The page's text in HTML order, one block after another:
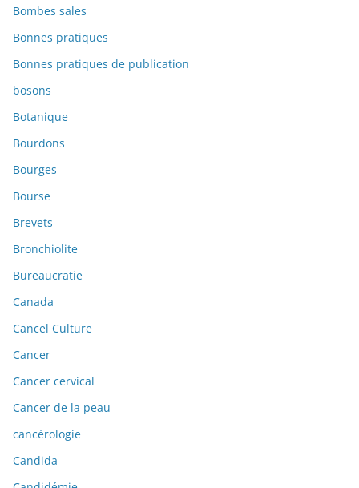
Bombes sales
Bonnes pratiques
Bonnes pratiques de publication
bosons
Botanique
Bourdons
Bourges
Bourse
Brevets
Bronchiolite
Bureaucratie
Canada
Cancel Culture
Cancer
Cancer cervical
Cancer de la peau
cancérologie
Candida